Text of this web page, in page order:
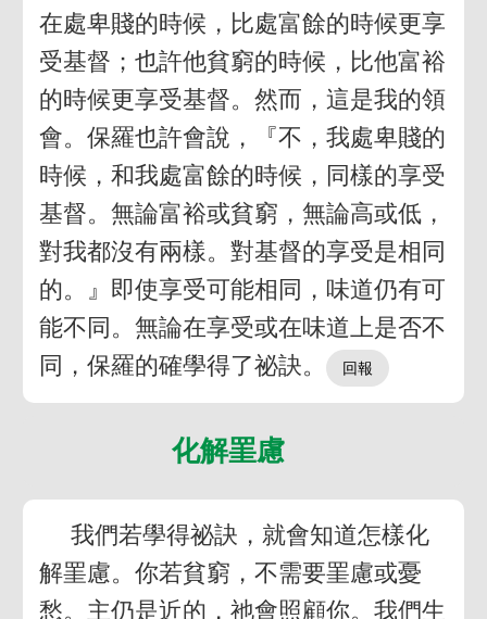
在處卑賤的時候，比處富餘的時候更享
受基督；也許他貧窮的時候，比他富裕
的時候更享受基督。然而，這是我的領
會。保羅也許會說，『不，我處卑賤的
時候，和我處富餘的時候，同樣的享受
基督。無論富裕或貧窮，無論高或低，
對我都沒有兩樣。對基督的享受是相同
的。』即使享受可能相同，味道仍有可
能不同。無論在享受或在味道上是否不
同，保羅的確學得了祕訣。
化解罣慮
我們若學得祕訣，就會知道怎樣化
解罣慮。你若貧窮，不需要罣慮或憂
愁。主仍是近的，祂會照顧你。我們生